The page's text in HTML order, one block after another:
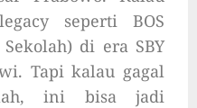
seperti BOS
di era SBY
Tapi kalau gagal
ini bisa jadi